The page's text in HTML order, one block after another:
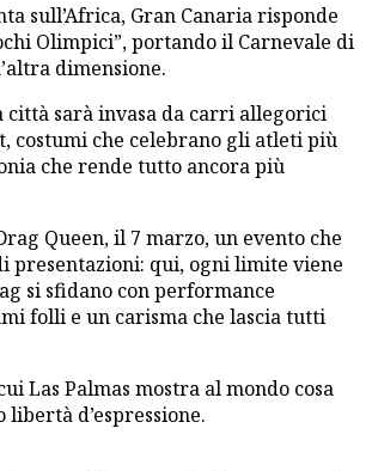
sull’Africa, Gran Canaria risponde
Olimpici”, portando il Carnevale di
dimensione.
città sarà invasa da carri allegorici
costumi che celebrano gli atleti più
che rende tutto ancora più
Queen, il 7 marzo, un evento che
presentazioni: qui, ogni limite viene
si sfidano con performance
folli e un carisma che lascia tutti
Las Palmas mostra al mondo cosa
d’espressione.